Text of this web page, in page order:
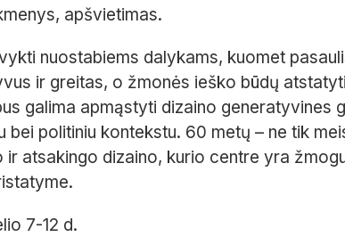
apšvietimas.
nuostabiems dalykams, kuomet
ir greitas, o žmonės ieško būdų
galima apmąstyti dizaino generatyvines
bei politiniu kontekstu. 60 metų – ne tik
ir atsakingo dizaino, kurio centre yra
7-12 d.